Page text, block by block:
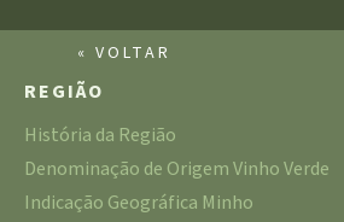
« VOLTAR
REGIÃO
História da Região
Denominação de Origem Vinho Verde
Indicação Geográfica Minho